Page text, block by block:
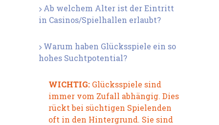
Ab welchem Alter ist der Eintritt
in Casinos/Spielhallen erlaubt?
Warum haben Glücksspiele ein so
hohes Suchtpotential?
WICHTIG: Glücksspiele sind
immer vom Zufall abhängig. Dies
rückt bei süchtigen Spielenden
oft in den Hintergrund. Sie sind